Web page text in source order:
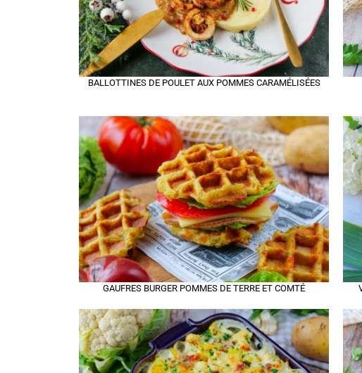
BALLOTTINES DE POULET AUX POMMES CARAMÉLISÉES
GAUFRES BURGER POMMES DE TERRE ET COMTÉ